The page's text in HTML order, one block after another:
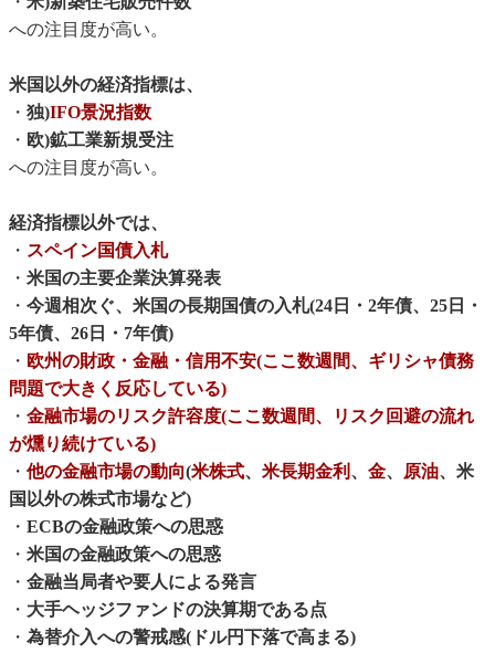
への注目度が高い。
米国以外の経済指標は、
・ 独)IFO景況指数
・ 欧)鉱工業新規受注
への注目度が高い。
経済指標以外では、
・ スペイン国債入札
・ 米国の主要企業決算発表
・ 今週相次ぐ、米国の長期国債の入札(24日・2年債、25日・
5年債、26日・7年債)
・ 欧州の財政・金融・信用不安(ここ数週間、ギリシャ債務
問題で大きく反応している)
・ 金融市場のリスク許容度(ここ数週間、リスク回避の流れ
が燻り続けている)
・ 他の金融市場の動向(米株式、 米長期金利 、 金、 原油、米
国以外の株式市場など)
・ ECBの金融政策への思惑
・ 米国の金融政策への思惑
・ 金融当局者や要人による発言
・ 大手ヘッジファンドの決算期である点
・ 為替介入への警戒感(ドル円下落で高まる)